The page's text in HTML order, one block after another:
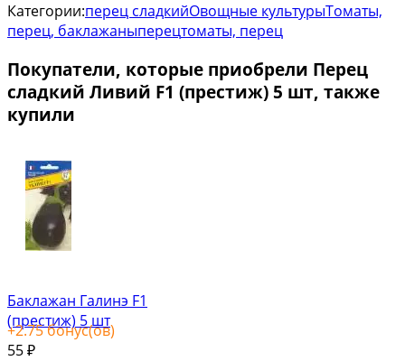
Категории:перец сладкийОвощные культурыТоматы,
перец, баклажаныперецтоматы, перец
Покупатели, которые приобрели Перец
сладкий Ливий F1 (престиж) 5 шт, также
купили
Баклажан Галинэ F1
(престиж) 5 шт
+2.75бонус(ов)
55 ₽